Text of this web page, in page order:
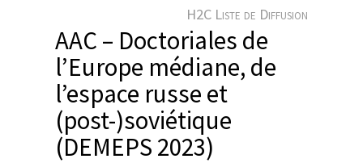
r
H2C Liste de Diffusion
AAC – Doctoriales de
l’Europe médiane, de
l’espace russe et
(post-)soviétique
(DEMEPS 2023)